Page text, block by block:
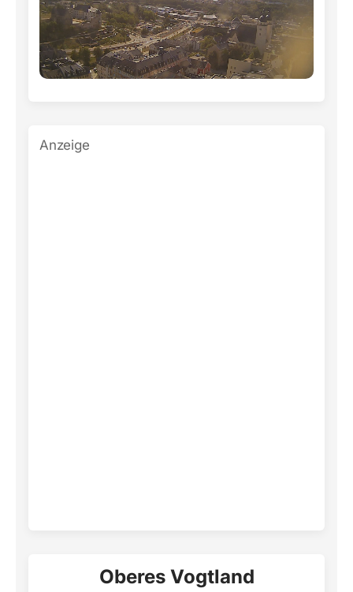
Anzeige
Oberes Vogtland